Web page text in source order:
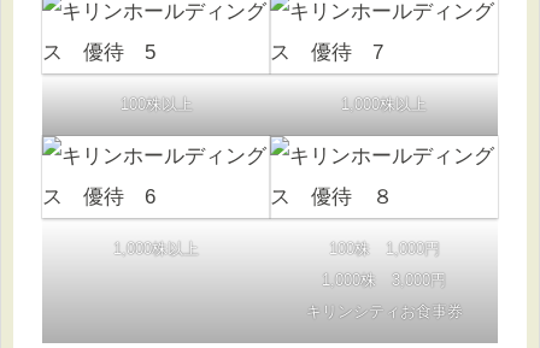
100株以上 1,000株以上
1,000株以上
100株 1,000円
1,000株 3,000円
キリンシティお食事券